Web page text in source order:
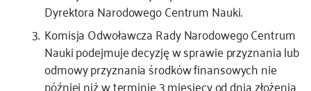
Dyrektora Narodowego Centrum Nauki.
Komisja Odwoławcza Rady Narodowego Centrum
Nauki podejmuje decyzję w sprawie przyznania lub
odmowy przyznania środków finansowych nie
później niż w terminie 3 miesięcy od dnia złożenia